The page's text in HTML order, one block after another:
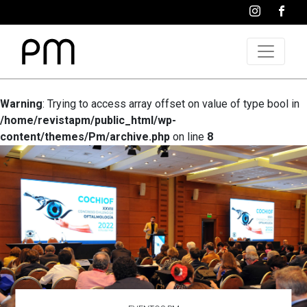
Warning: Trying to access array offset on value of type bool in
/home/revistapm/public_html/wp-
content/themes/Pm/archive.php on line 8